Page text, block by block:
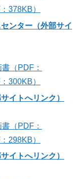
378KB）
ンター（外部サイ
（PDF：
300KB）
イトへリンク）
（PDF：
298KB）
イトへリンク）